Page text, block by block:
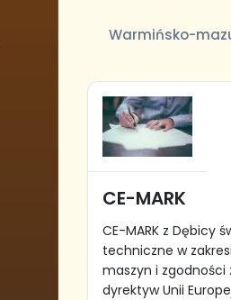
Warmińsko-
CE-MARK
CE-MARK z Dębicy
techniczne w
maszyn i
dyrektyw Unii